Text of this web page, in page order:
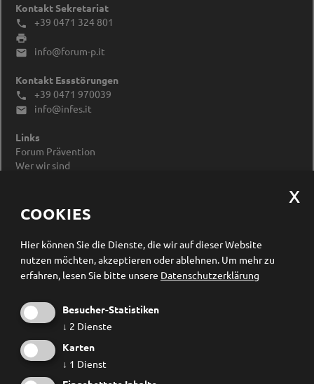
Kontakt Sekretariat
 +39 0471 324 801


info@forum-p.it
Kontakt Essstörungen
 +39 0471 970039
 info@infes.it
Links
Forum Prävention
Wer wir sind
Cookieeinstellungen ändern
Newsletter Anmeldung
COOKIES
Hier können Sie die Dienste, die wir auf dieser Website
nutzen möchten, akzeptieren oder ablehnen. Um mehr zu
erfahren, lesen Sie bitte unsere Datenschutzerklärung
Besucher-Statistiken
↓ 2 Dienste
Karten
↓ 1 Dienst